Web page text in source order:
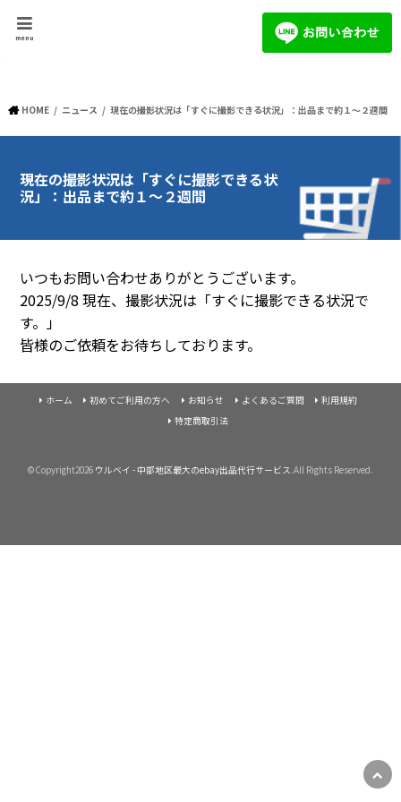
menu
HOME ニュース 現在の撮影状況は「すぐに撮影できる状況」：出品まで約１～２週間
現在の撮影状況は「すぐに撮影できる状
況」：出品まで約１～２週間
いつもお問い合わせありがとうございます。
2025/9/8 現在、撮影状況は「すぐに撮影できる状況で
す。」
皆様のご依頼をお待ちしております。
ホーム 初めてご利用の方へ お知らせ よくあるご質問
利用規約
特定商取引法
©Copyright2026 ウルベイ - 中部地区最大のebay出品代行サービス .All Rights Reserved.